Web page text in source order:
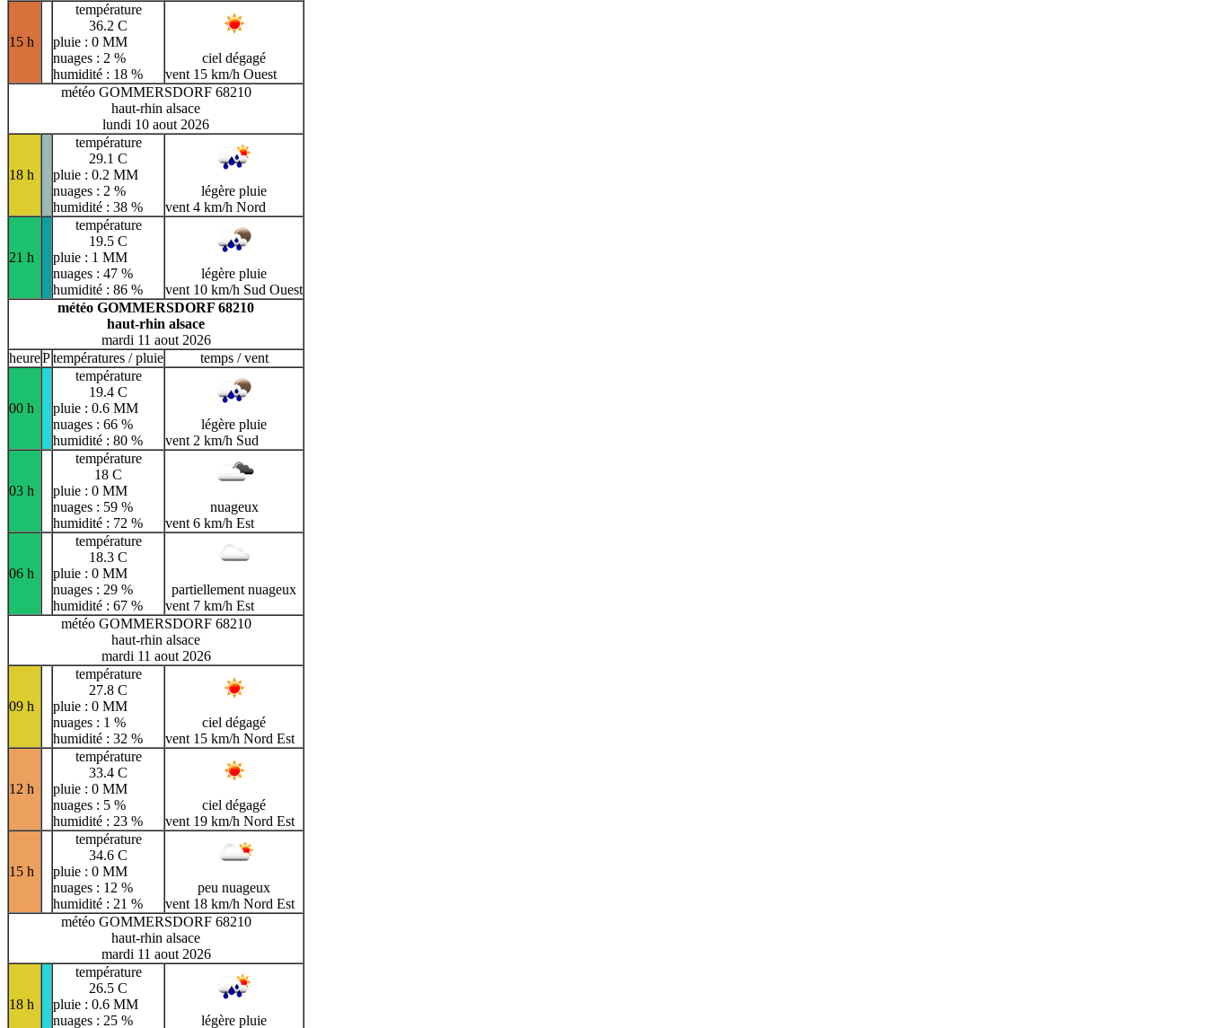
15 h
température
36.2 C
pluie : 0 MM
nuages : 2 %
humidité : 18 %
ciel dégagé
vent 15 km/h Ouest
météo GOMMERSDORF 68210
haut-rhin alsace
lundi 10 aout 2026
18 h
température
29.1 C
pluie : 0.2 MM
nuages : 2 %
humidité : 38 %
légère pluie
vent 4 km/h Nord
21 h
température
19.5 C
pluie : 1 MM
nuages : 47 %
humidité : 86 %
légère pluie
vent 10 km/h Sud Ouest
météo GOMMERSDORF 68210
haut-rhin alsace
mardi 11 aout 2026
heurePtempératures / pluie temps / vent
00 h
température
19.4 C
pluie : 0.6 MM
nuages : 66 %
humidité : 80 %
légère pluie
vent 2 km/h Sud
03 h
température
18 C
pluie : 0 MM
nuages : 59 %
humidité : 72 %
nuageux
vent 6 km/h Est
06 h
température
18.3 C
pluie : 0 MM
nuages : 29 %
humidité : 67 %
partiellement nuageux
vent 7 km/h Est
météo GOMMERSDORF 68210
haut-rhin alsace
mardi 11 aout 2026
09 h
température
27.8 C
pluie : 0 MM
nuages : 1 %
humidité : 32 %
ciel dégagé
vent 15 km/h Nord Est
12 h
température
33.4 C
pluie : 0 MM
nuages : 5 %
humidité : 23 %
ciel dégagé
vent 19 km/h Nord Est
15 h
température
34.6 C
pluie : 0 MM
nuages : 12 %
humidité : 21 %
peu nuageux
vent 18 km/h Nord Est
météo GOMMERSDORF 68210
haut-rhin alsace
mardi 11 aout 2026
18 h
température
26.5 C
pluie : 0.6 MM
nuages : 25 %
légère pluie